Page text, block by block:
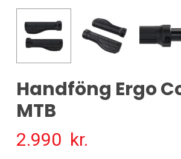
Handföng Ergo
MTB
2.990 kr.